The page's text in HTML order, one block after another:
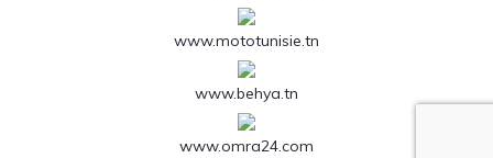
www.mototunisie.tn
www.behya.tn
www.omra24.com